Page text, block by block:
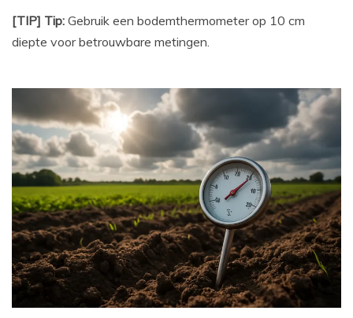
[TIP] Tip: Gebruik een bodemthermometer op 10 cm
diepte voor betrouwbare metingen.